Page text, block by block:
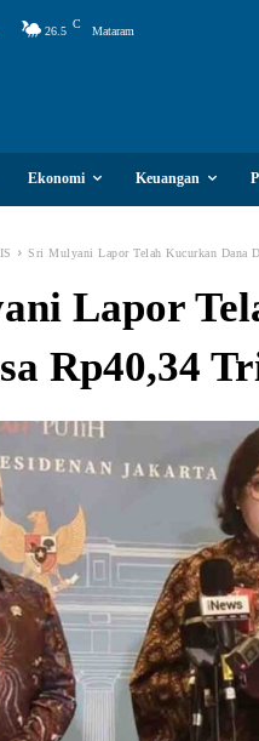
26.5
C
Mataram
Ekonomi Keuangan
Sri Mulyani Lapor Telah Kucurkan Dana
Lapor
Rp40,34